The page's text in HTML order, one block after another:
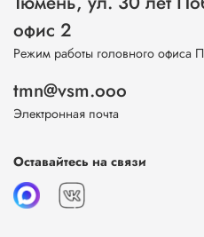
офис 2
Режим работы головного офиса
tmn@vsm.ooo
Электронная почта
Оставайтесь на связи